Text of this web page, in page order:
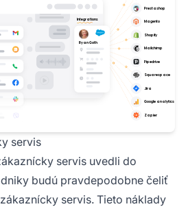
servis
servis uvedli do
budú pravdepodobne čeliť
servis. Tieto náklady